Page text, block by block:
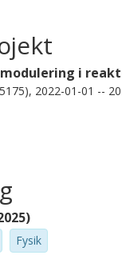
i
2022-01-01 --
Fysik